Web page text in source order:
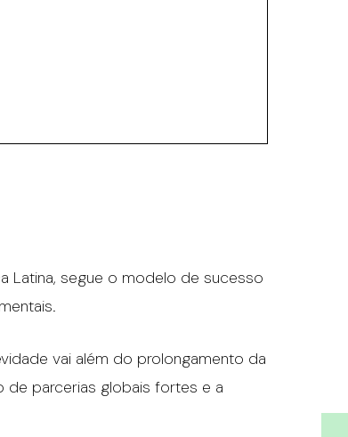
Latina, segue o modelo de sucesso
vai além do prolongamento da
de parcerias globais fortes e a